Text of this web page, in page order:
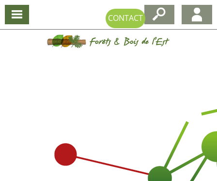
CONTACT